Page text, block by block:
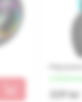
329 lei